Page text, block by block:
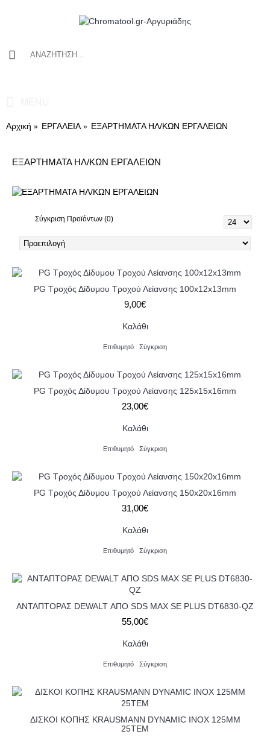
Αρχική ΕΡΓΑΛΕΙΑ ΕΞΑΡΤΗΜΑΤΑ ΗΛ/ΚΩΝ ΕΡΓΑΛΕΙΩΝ
ΕΞΑΡΤΗΜΑΤΑ ΗΛ/ΚΩΝ ΕΡΓΑΛΕΙΩΝ
Σύγκριση Προϊόντων (0)
PG Τροχός Δίδυμου Τροχού Λείανσης 100x12x13mm
9,00€
Καλάθι
Επιθυμητό Σύγκριση
PG Τροχός Δίδυμου Τροχού Λείανσης 125x15x16mm
23,00€
Καλάθι
Επιθυμητό Σύγκριση
PG Τροχός Δίδυμου Τροχού Λείανσης 150x20x16mm
31,00€
Καλάθι
Επιθυμητό Σύγκριση
ΑΝΤΑΠΤΟΡΑΣ DEWALT ΑΠΟ SDS MAX SE PLUS DT6830-QZ
55,00€
Καλάθι
Επιθυμητό Σύγκριση
ΔΙΣΚΟΙ ΚΟΠΗΣ KRAUSMANN DYNAMIC INOX 125MM
25TEM